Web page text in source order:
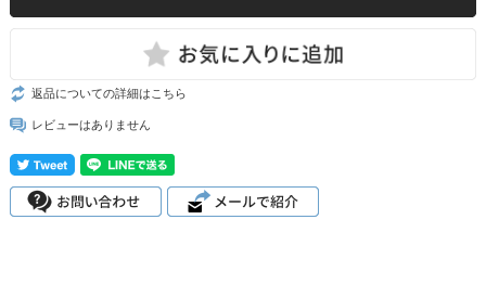
返品についての詳細はこちら
レビューはありません